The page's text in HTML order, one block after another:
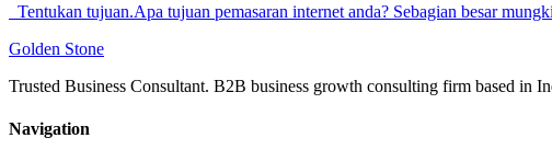
Tentukan tujuan.Apa tujuan pemasaran internet anda? Sebagian besar
Golden Stone
Trusted Business Consultant. B2B business growth consulting firm based in
Navigation